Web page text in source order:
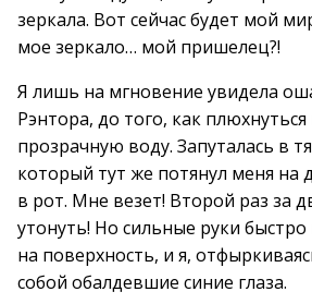
зеркала. Вот сейчас будет мой
мое зеркало… мой пришелец?!
Я лишь на мгновение увидела
Рэнтора, до того, как
прозрачную воду. Запуталась в
который тут же потянул меня на
в рот. Мне везет! Второй раз за
утонуть! Но сильные руки
на поверхность, и я,
собой обалдевшие синие глаза.